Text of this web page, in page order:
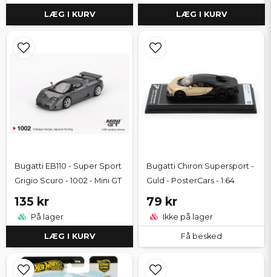
LÆG I KURV LÆG I KURV
Bugatti EB110 - Super Sport
Grigio Scuro - 1002 - Mini GT
135 kr
På lager
LÆG I KURV
Bugatti Chiron Supersport -
Guld - PosterCars - 1:64
79 kr
Ikke på lager
Få besked